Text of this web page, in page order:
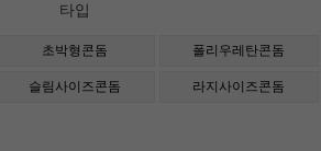
타입
초박형콘돔 폴리우레탄콘돔
슬림사이즈콘돔 라지사이즈콘돔